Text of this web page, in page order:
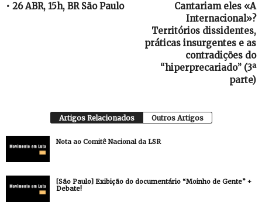
• 26 ABR, 15h, BR São Paulo
Cantariam eles «A
Internacional»?
Territórios dissidentes,
práticas insurgentes e as
contradições do
“hiperprecariado” (3ª
parte)
Artigos Relacionados Outros Artigos
Nota ao Comitê Nacional da LSR
[São Paulo] Exibição do documentário “Moinho de Gente” +
Debate!